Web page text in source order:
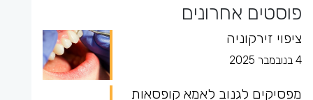
פוסטים אחרונים
ציפוי זירקוניה
4 בנובמבר 2025
מפסיקים לגנוב לאמא קופסאות